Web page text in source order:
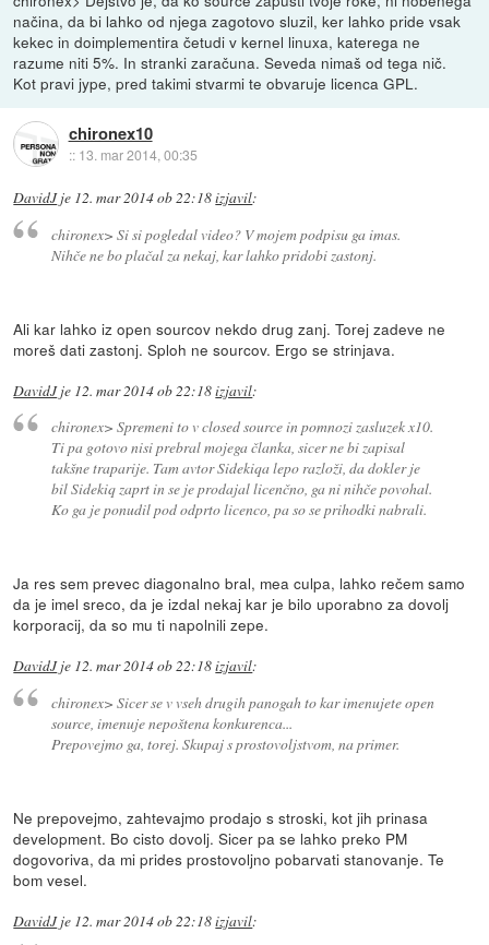
načina, da bi lahko od njega zagotovo sluzil, ker lahko pride vsak
kekec in doimplementira četudi v kernel linuxa, katerega ne
razume niti 5%. In stranki zaračuna. Seveda nimaš od tega nič.
Kot pravi jype, pred takimi stvarmi te obvaruje licenca GPL.
chironex10
:: 13. mar 2014, 00:35
DavidJje 12. mar 2014 ob 22:18izjavil:
chironex> Si si pogledal video? V mojem podpisu ga imas.
Nihče ne bo plačal za nekaj, kar lahko pridobi zastonj.
Ali kar lahko iz open sourcov nekdo drug zanj. Torej zadeve ne
moreš dati zastonj. Sploh ne sourcov. Ergo se strinjava.
DavidJje 12. mar 2014 ob 22:18izjavil:
chironex> Spremeni to v closed source in pomnozi zasluzek x10.
Ti pa gotovo nisi prebral mojega članka, sicer ne bi zapisal
takšne traparije. Tam avtor Sidekiqa lepo razloži, da dokler je
bil Sidekiq zaprt in se je prodajal licenčno, ga ni nihče povohal.
Ko ga je ponudil pod odprto licenco, pa so se prihodki nabrali.
Ja res sem prevec diagonalno bral, mea culpa, lahko rečem samo
da je imel sreco, da je izdal nekaj kar je bilo uporabno za dovolj
korporacij, da so mu ti napolnili zepe.
DavidJje 12. mar 2014 ob 22:18izjavil:
chironex> Sicer se v vseh drugih panogah to kar imenujete open
source, imenuje nepoštena konkurenca...
Prepovejmo ga, torej. Skupaj s prostovoljstvom, na primer.
Ne prepovejmo, zahtevajmo prodajo s stroski, kot jih prinasa
development. Bo cisto dovolj. Sicer pa se lahko preko PM
dogovoriva, da mi prides prostovoljno pobarvati stanovanje. Te
bom vesel.
DavidJje 12. mar 2014 ob 22:18izjavil: